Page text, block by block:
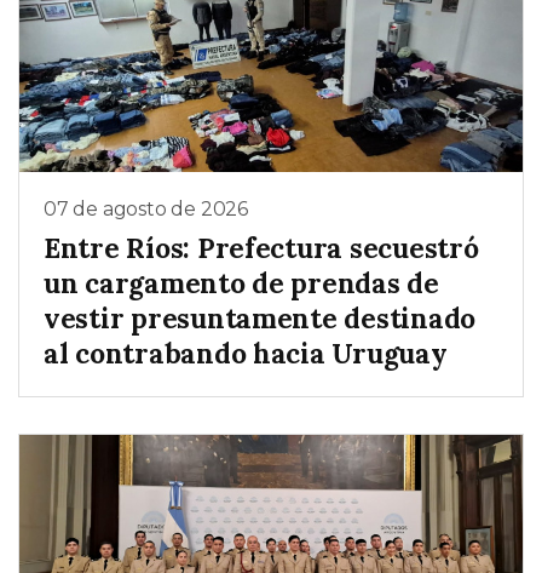
07 de agosto de 2026
Entre Ríos: Prefectura secuestró
un cargamento de prendas de
vestir presuntamente destinado
al contrabando hacia Uruguay